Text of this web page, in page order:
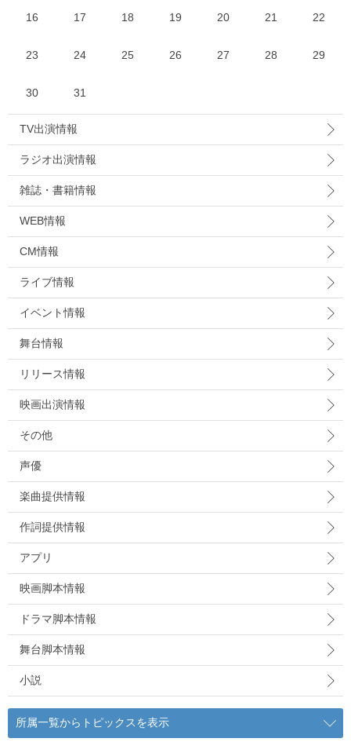
16 17 18 19 20 21 22
23 24 25 26 27 28 29
30 31
TV出演情報
ラジオ出演情報
雑誌・書籍情報
WEB情報
CM情報
ライブ情報
イベント情報
舞台情報
リリース情報
映画出演情報
その他
声優
楽曲提供情報
作詞提供情報
アプリ
映画脚本情報
ドラマ脚本情報
舞台脚本情報
小説
所属一覧からトピックスを表示